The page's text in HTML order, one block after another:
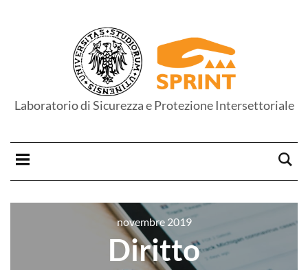
Laboratorio di Sicurezza e Protezione Intersettoriale
novembre 2019
Diritto